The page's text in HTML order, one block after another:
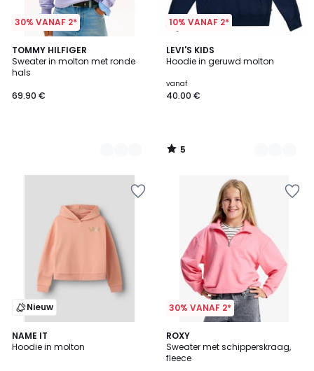
30% VANAF 2*
TOMMY HILFIGER
Sweater in molton met ronde
hals
69.90 €
2
Kleuren
10% VANAF 2*
LEVI'S KIDS
Hoodie in geruwd molton
vanaf
40.00 €
5
/
4
Kleuren
5
/
Nieuw
NAME IT
Hoodie in molton
2
Kleuren
30% VANAF 2*
ROXY
Sweater met schipperskraag,
fleece